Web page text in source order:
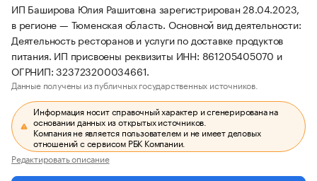
ИП Баширова Юлия Рашитовна зарегистрирован 28.04.2023,
в регионе — Тюменская область. Основной вид деятельности:
Деятельность ресторанов и услуги по доставке продуктов
питания. ИП присвоены реквизиты ИНН: 861205405070 и
ОГРНИП: 323723200034661.
Данные получены из публичных государственных источников.
Информация носит справочный характер и сгенерирована на
основании данных из открытых источников.
Компания не является пользователем и не имеет деловых
отношений с сервисом РБК Компании.
Редактировать описание